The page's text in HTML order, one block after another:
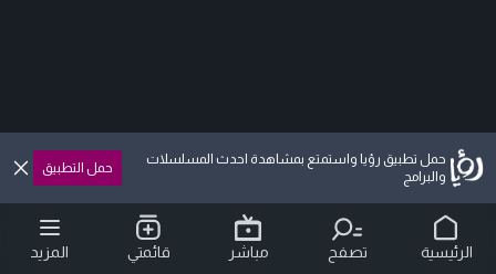
حمل تطبيق رؤيا واستمتع بمشاهدة احدث المسلسلات
والبرامج
حمل التطبيق
الرئيسية تصفح مباشر قائمتي المزيد